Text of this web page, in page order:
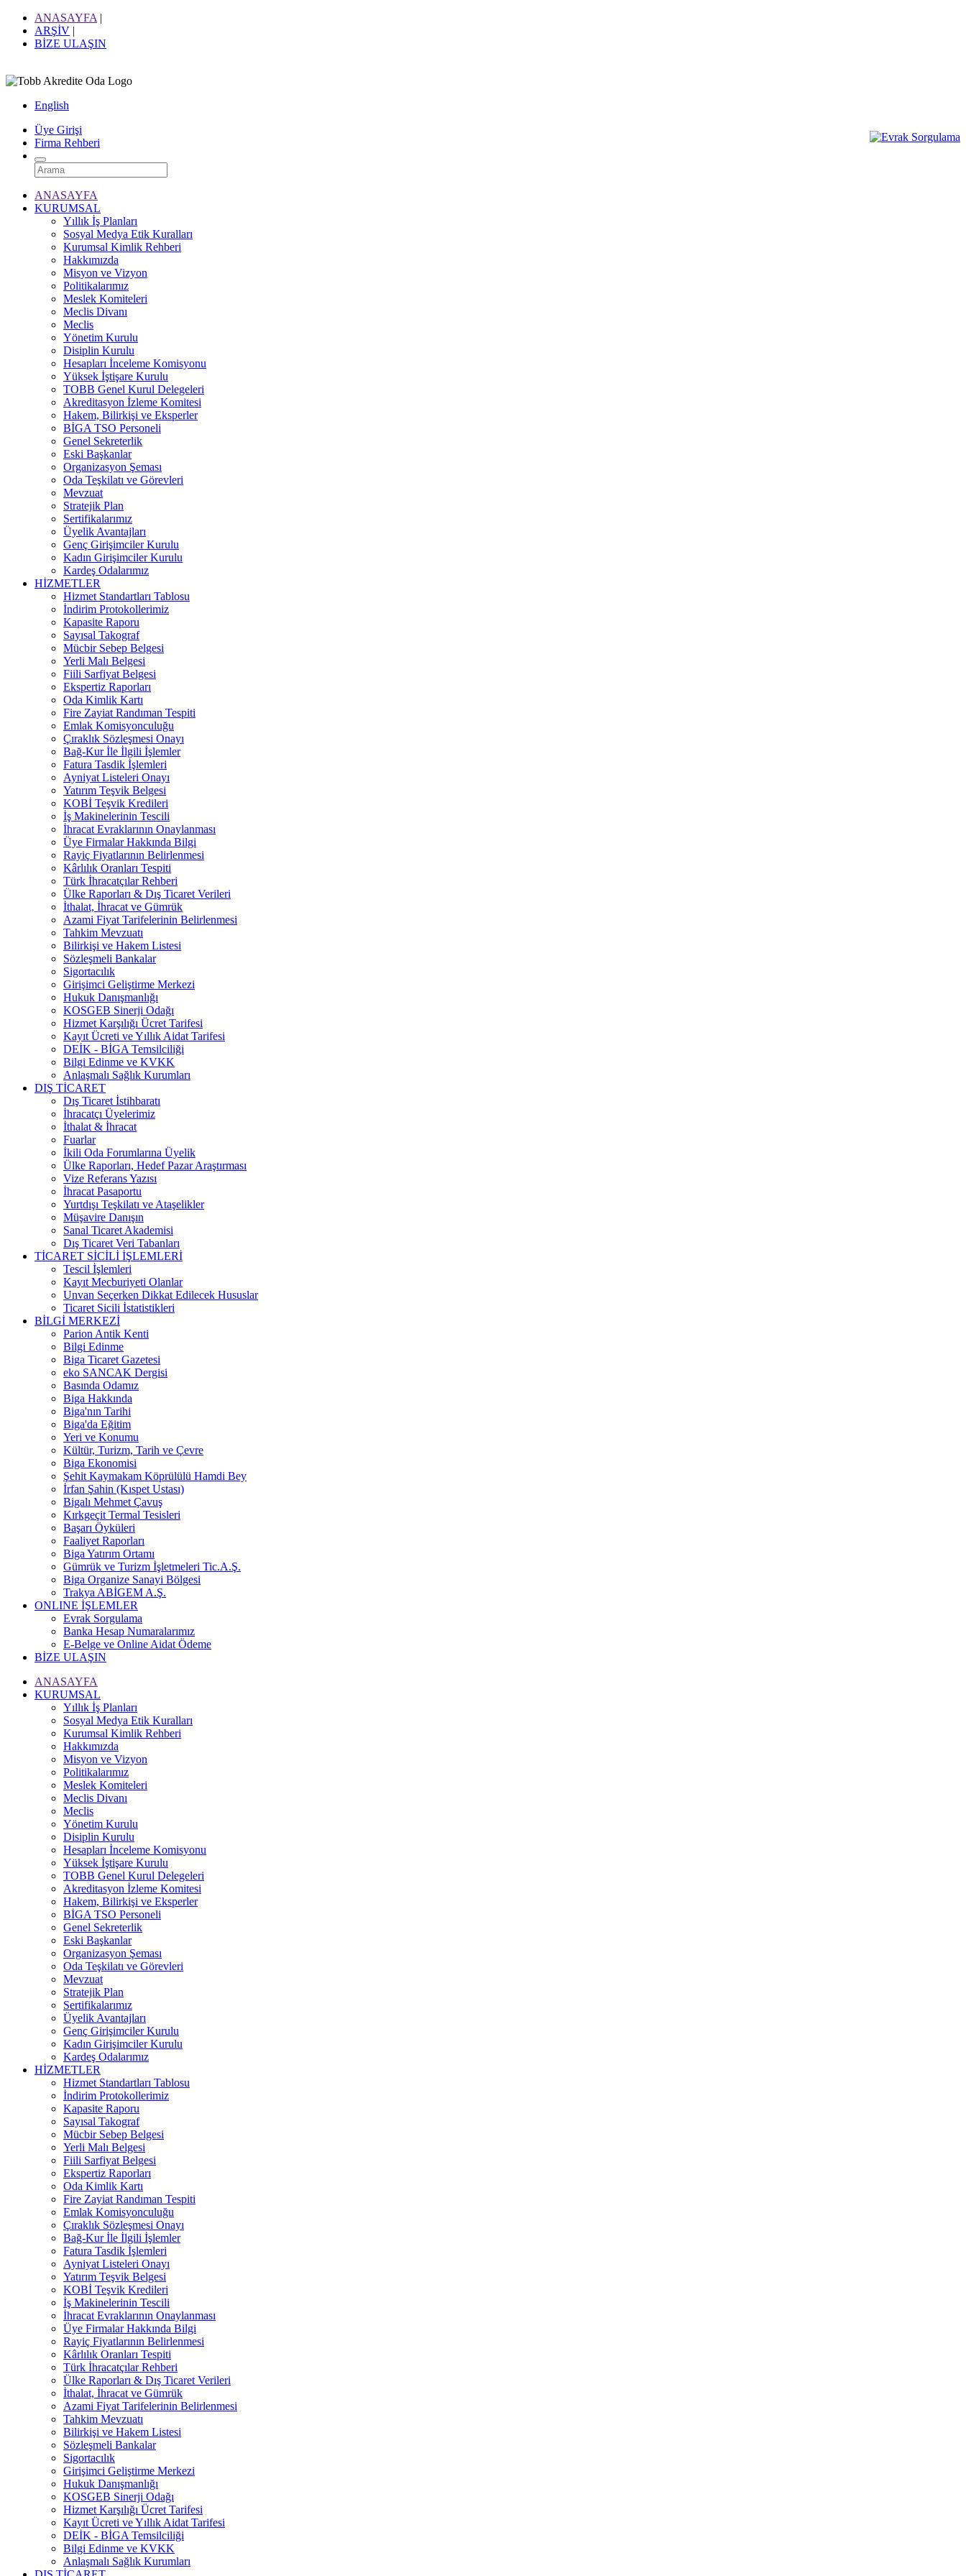
ANASAYFA |
ARŞİV |
BİZE ULAŞIN
English
Üye Girişi
Firma Rehberi
ANASAYFA
KURUMSAL
Yıllık İş Planları
Sosyal Medya Etik Kuralları
Kurumsal Kimlik Rehberi
Hakkımızda
Misyon ve Vizyon
Politikalarımız
Meslek Komiteleri
Meclis Divanı
Meclis
Yönetim Kurulu
Disiplin Kurulu
Hesapları İnceleme Komisyonu
Yüksek İştişare Kurulu
TOBB Genel Kurul Delegeleri
Akreditasyon İzleme Komitesi
Hakem, Bilirkişi ve Eksperler
BİGA TSO Personeli
Genel Sekreterlik
Eski Başkanlar
Organizasyon Şeması
Oda Teşkilatı ve Görevleri
Mevzuat
Stratejik Plan
Sertifikalarımız
Üyelik Avantajları
Genç Girişimciler Kurulu
Kadın Girişimciler Kurulu
Kardeş Odalarımız
HİZMETLER
Hizmet Standartları Tablosu
İndirim Protokollerimiz
Kapasite Raporu
Sayısal Takograf
Mücbir Sebep Belgesi
Yerli Malı Belgesi
Fiili Sarfiyat Belgesi
Ekspertiz Raporları
Oda Kimlik Kartı
Fire Zayiat Randıman Tespiti
Emlak Komisyonculuğu
Çıraklık Sözleşmesi Onayı
Bağ-Kur İle İlgili İşlemler
Fatura Tasdik İşlemleri
Ayniyat Listeleri Onayı
Yatırım Teşvik Belgesi
KOBİ Teşvik Kredileri
İş Makinelerinin Tescili
İhracat Evraklarının Onaylanması
Üye Firmalar Hakkında Bilgi
Rayiç Fiyatlarının Belirlenmesi
Kârlılık Oranları Tespiti
Türk İhracatçılar Rehberi
Ülke Raporları & Dış Ticaret Verileri
İthalat, İhracat ve Gümrük
Azami Fiyat Tarifelerinin Belirlenmesi
Tahkim Mevzuatı
Bilirkişi ve Hakem Listesi
Sözleşmeli Bankalar
Sigortacılık
Girişimci Geliştirme Merkezi
Hukuk Danışmanlığı
KOSGEB Sinerji Odağı
Hizmet Karşılığı Ücret Tarifesi
Kayıt Ücreti ve Yıllık Aidat Tarifesi
DEİK - BİGA Temsilciliği
Bilgi Edinme ve KVKK
Anlaşmalı Sağlık Kurumları
DIŞ TİCARET
Dış Ticaret İstihbaratı
İhracatçı Üyelerimiz
İthalat & İhracat
Fuarlar
İkili Oda Forumlarına Üyelik
Ülke Raporları, Hedef Pazar Araştırması
Vize Referans Yazısı
İhracat Pasaportu
Yurtdışı Teşkilatı ve Ataşelikler
Müşavire Danışın
Sanal Ticaret Akademisi
Dış Ticaret Veri Tabanları
TİCARET SİCİLİ İŞLEMLERİ
Tescil İşlemleri
Kayıt Mecburiyeti Olanlar
Unvan Seçerken Dikkat Edilecek Hususlar
Ticaret Sicili İstatistikleri
BİLGİ MERKEZİ
Parion Antik Kenti
Bilgi Edinme
Biga Ticaret Gazetesi
eko SANCAK Dergisi
Basında Odamız
Biga Hakkında
Biga'nın Tarihi
Biga'da Eğitim
Yeri ve Konumu
Kültür, Turizm, Tarih ve Çevre
Biga Ekonomisi
Şehit Kaymakam Köprülülü Hamdi Bey
İrfan Şahin (Kıspet Ustası)
Bigalı Mehmet Çavuş
Kırkgeçit Termal Tesisleri
Başarı Öyküleri
Faaliyet Raporları
Biga Yatırım Ortamı
Gümrük ve Turizm İşletmeleri Tic.A.Ş.
Biga Organize Sanayi Bölgesi
Trakya ABİGEM A.Ş.
ONLINE İŞLEMLER
Evrak Sorgulama
Banka Hesap Numaralarımız
E-Belge ve Online Aidat Ödeme
BİZE ULAŞIN
ANASAYFA
KURUMSAL
Yıllık İş Planları
Sosyal Medya Etik Kuralları
Kurumsal Kimlik Rehberi
Hakkımızda
Misyon ve Vizyon
Politikalarımız
Meslek Komiteleri
Meclis Divanı
Meclis
Yönetim Kurulu
Disiplin Kurulu
Hesapları İnceleme Komisyonu
Yüksek İştişare Kurulu
TOBB Genel Kurul Delegeleri
Akreditasyon İzleme Komitesi
Hakem, Bilirkişi ve Eksperler
BİGA TSO Personeli
Genel Sekreterlik
Eski Başkanlar
Organizasyon Şeması
Oda Teşkilatı ve Görevleri
Mevzuat
Stratejik Plan
Sertifikalarımız
Üyelik Avantajları
Genç Girişimciler Kurulu
Kadın Girişimciler Kurulu
Kardeş Odalarımız
HİZMETLER
Hizmet Standartları Tablosu
İndirim Protokollerimiz
Kapasite Raporu
Sayısal Takograf
Mücbir Sebep Belgesi
Yerli Malı Belgesi
Fiili Sarfiyat Belgesi
Ekspertiz Raporları
Oda Kimlik Kartı
Fire Zayiat Randıman Tespiti
Emlak Komisyonculuğu
Çıraklık Sözleşmesi Onayı
Bağ-Kur İle İlgili İşlemler
Fatura Tasdik İşlemleri
Ayniyat Listeleri Onayı
Yatırım Teşvik Belgesi
KOBİ Teşvik Kredileri
İş Makinelerinin Tescili
İhracat Evraklarının Onaylanması
Üye Firmalar Hakkında Bilgi
Rayiç Fiyatlarının Belirlenmesi
Kârlılık Oranları Tespiti
Türk İhracatçılar Rehberi
Ülke Raporları & Dış Ticaret Verileri
İthalat, İhracat ve Gümrük
Azami Fiyat Tarifelerinin Belirlenmesi
Tahkim Mevzuatı
Bilirkişi ve Hakem Listesi
Sözleşmeli Bankalar
Sigortacılık
Girişimci Geliştirme Merkezi
Hukuk Danışmanlığı
KOSGEB Sinerji Odağı
Hizmet Karşılığı Ücret Tarifesi
Kayıt Ücreti ve Yıllık Aidat Tarifesi
DEİK - BİGA Temsilciliği
Bilgi Edinme ve KVKK
Anlaşmalı Sağlık Kurumları